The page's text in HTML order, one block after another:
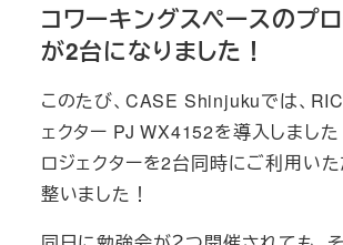
コワーキングスペースのプ
が2台になりました！
このたび、CASE Shinjukuでは、
ェクター PJ WX4152を導入しました
ロジェクターを2台同時にご利用い
整いました！